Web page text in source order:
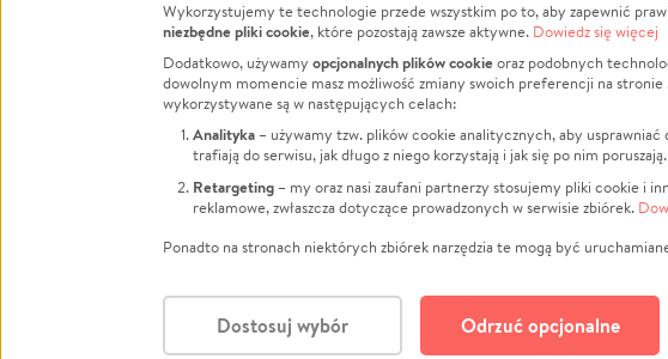
FacebookTwitter Instagram
LinkedInTikTok Youtube
Jak to działa?
Regulamin
Polityka Prywatności
Kontakt
Porównanie serwisów
Polityka plików cookie
Zarządzaj zgodami
Polski
Wykorzystujemy te technologie przede wszystkim po to, aby zapewnić
niezbędne pliki cookie, które pozostają zawsze aktywne. Dowiedz się więcej
Dodatkowo, używamy opcjonalnych plików cookieoraz podobnych
dowolnym momencie masz możliwość zmiany swoich preferencji na
wykorzystywane są w następujących celach:
Analityka – używamy tzw. plików cookie analitycznych, aby usprawniać
trafiają do serwisu, jak długo z niego korzystają i jak się po nim
Retargeting – my oraz nasi zaufani partnerzy stosujemy pliki cookie i
reklamowe, zwłaszcza dotyczące prowadzonych w serwisie zbiórek.
Ponadto na stronach niektórych zbiórek narzędzia te mogą być
Dostosuj wybór Odrzuć opcjonalne